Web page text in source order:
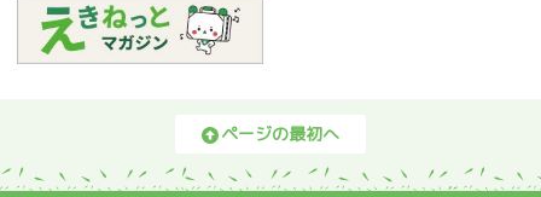
ページの最初へ